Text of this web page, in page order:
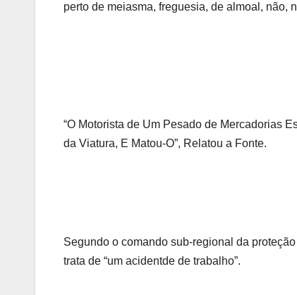
perto de meiasma, freguesia, de almoal, não,
“O Motorista de Um Pesado de Mercadorias
da Viatura, E Matou-O”, Relatou a Fonte.
Segundo o comando sub-regional da
trata de “um acidentde de trabalho”.